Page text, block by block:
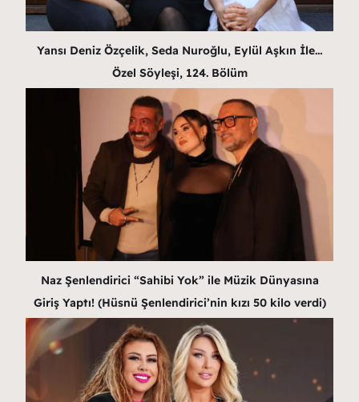
Yansı Deniz Özçelik, Seda Nuroğlu, Eylül Aşkın İle…
Özel Söyleşi, 124. Bölüm
Naz Şenlendirici “Sahibi Yok” ile Müzik Dünyasına
Giriş Yaptı! (Hüsnü Şenlendirici’nin kızı 50 kilo verdi)